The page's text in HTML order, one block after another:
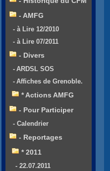
- AMFG
- à Lire 12/2010
- à Lire 07/2011
- Divers
- ARDSL SOS
- Affiches de Grenoble.
* Actions AMFG
- Pour Participer
- Calendrier
- Reportages
* 2011
- 22.07.2011